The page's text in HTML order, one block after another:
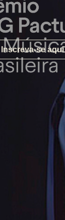
Inscreva-se aqui